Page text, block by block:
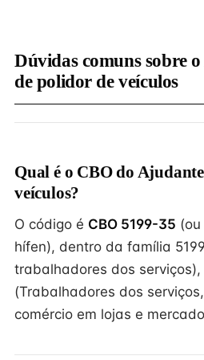
Dúvidas comuns sobre
de polidor de veículos
Qual é o CBO do
veículos?
O código é CBO 5199-35 (ou
hífen), dentro da família
trabalhadores dos
(Trabalhadores dos
comércio em lojas e